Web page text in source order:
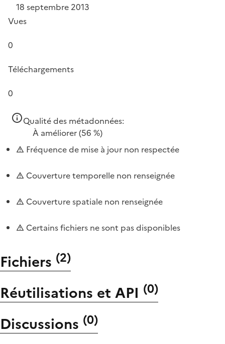
18 septembre 2013
Vues
0
Téléchargements
0
Qualité des métadonnées:
À améliorer(56 %)
Fréquence de mise à jour non respectée
Couverture temporelle non renseignée
Couverture spatiale non renseignée
Certains fichiers ne sont pas disponibles
Fichiers (2)
Réutilisations et API (0)
Discussions (0)